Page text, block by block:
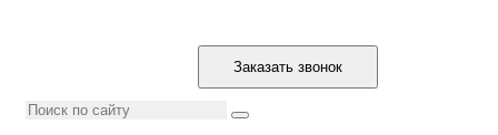
Заказать звонок